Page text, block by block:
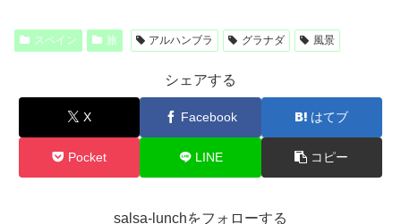
スペイン 旅 アルハンブラ グラナダ 風景
シェアする
X Facebook はてブ
Pocket LINE コピー
salsa-lunchをフォローする